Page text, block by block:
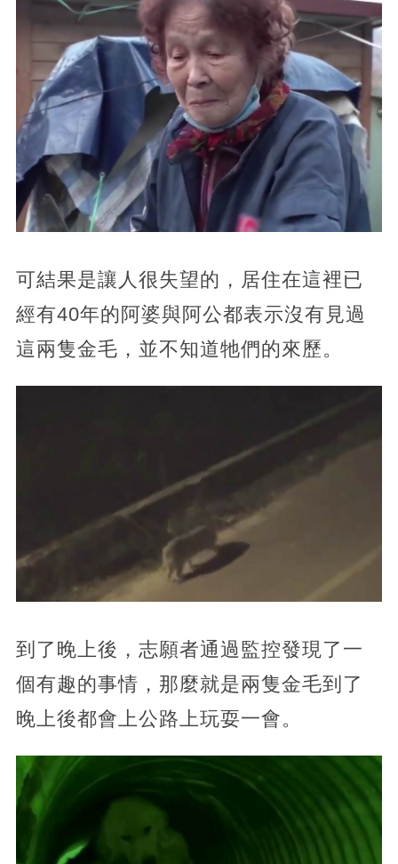
可結果是讓人很失望的，居住在這裡已
經有40年的阿婆與阿公都表示沒有見過
這兩隻金毛，並不知道牠們的來歷。
到了晚上後，志願者通過監控發現了一
個有趣的事情，那麼就是兩隻金毛到了
晚上後都會上公路上玩耍一會。